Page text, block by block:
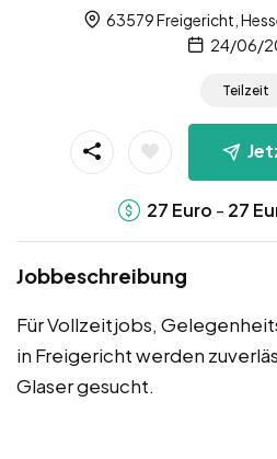
63579 Freigericht,
24/06/
Teilzeit
27 Euro - 27
Jobbeschreibung
Für Vollzeitjobs,
in Freigericht werden
Glaser gesucht.